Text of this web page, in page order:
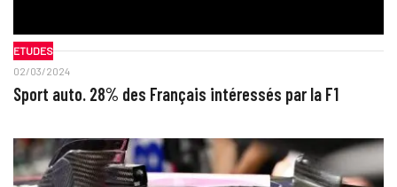
ETUDES
02/03/2024
Sport auto. 28% des Français intéressés par la F1